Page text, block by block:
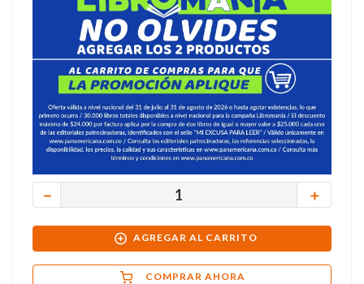
＋
－
AGREGAR AL CARRITO
COMPRAR AHORA